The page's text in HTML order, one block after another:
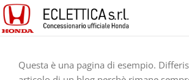
Salta
al
Questa è una pagina di esempio.